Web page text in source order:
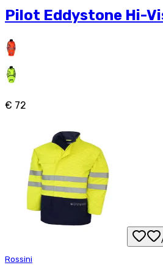
Pilot Eddystone Hi-
€ 72
Rossini